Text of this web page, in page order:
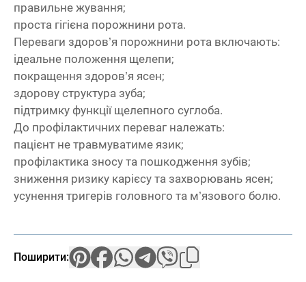
правильне жування;
проста гігієна порожнини рота.
Переваги здоров’я порожнини рота включають:
ідеальне положення щелепи;
покращення здоров’я ясен;
здорову структура зуба;
підтримку функції щелепного суглоба.
До профілактичних переваг належать:
пацієнт не травмуватиме язик;
профілактика зносу та пошкодження зубів;
зниження ризику карієсу та захворювань ясен;
усунення тригерів головного та м’язового болю.
Поширити: